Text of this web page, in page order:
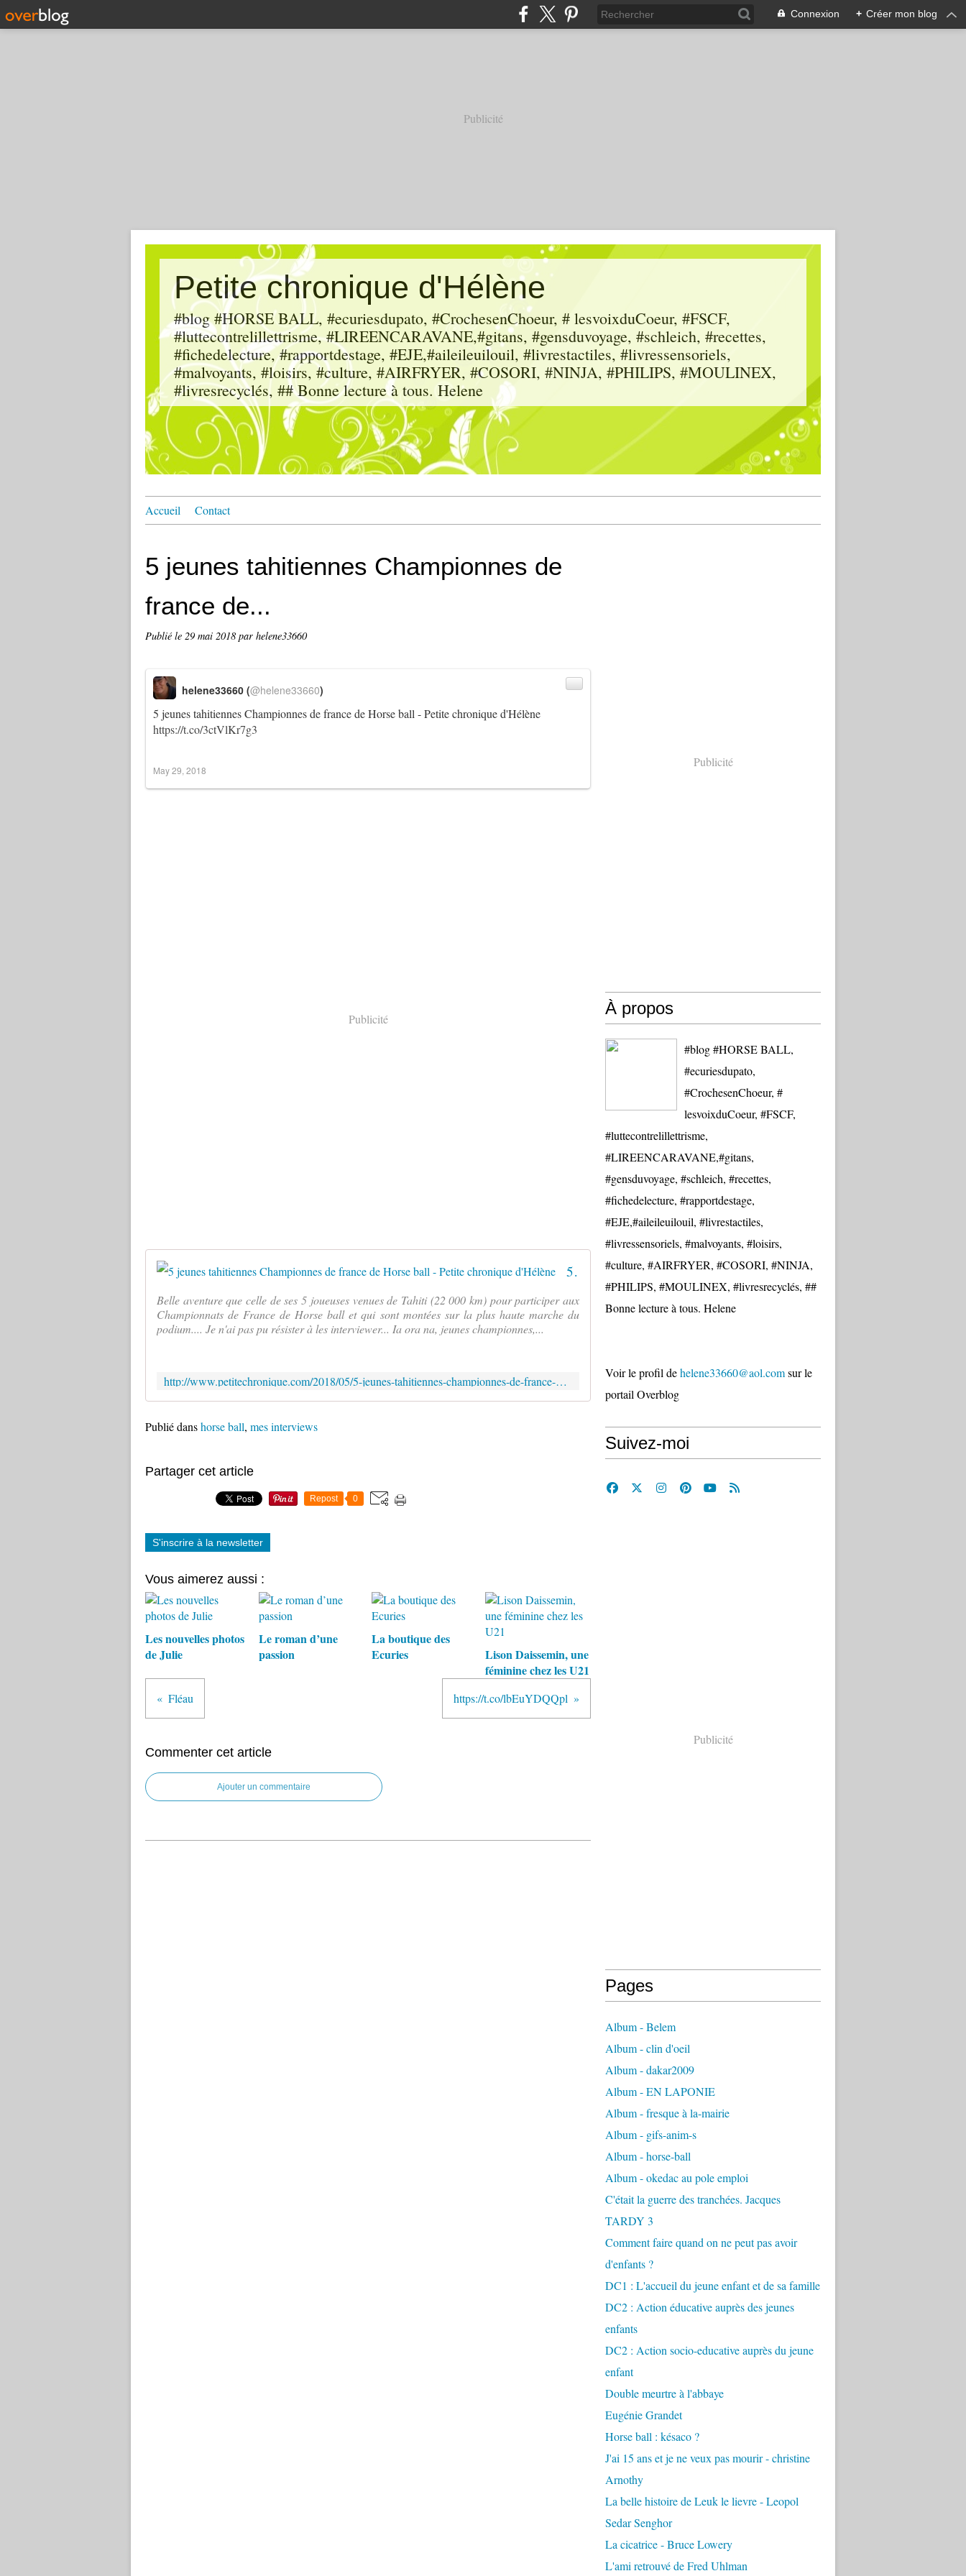
Connexion + Créer mon blog
Publicité
Petite chronique d'Hélène
#blog #HORSE BALL, #ecuriesdupato, #CrochesenChoeur, # lesvoixduCoeur, #FSCF,
#luttecontrelillettrisme, #LIREENCARAVANE,#gitans, #gensduvoyage, #schleich, #recettes,
#fichedelecture, #rapportdestage, #EJE,#aileileuilouil, #livrestactiles, #livressensoriels,
#malvoyants, #loisirs, #culture, #AIRFRYER, #COSORI, #NINJA, #PHILIPS, #MOULINEX,
#livresrecyclés, ## Bonne lecture à tous. Helene
Accueil Contact
5 jeunes tahitiennes Championnes de
france de...
Publié le 29 mai 2018 par helene33660
5 jeunes tahitiennes Championnes de france de Horse ball - Petite chronique d'Hélène
https://t.co/3ctVlKr7g3
helene33660 (@helene33660)
May 29, 2018
Publicité
5 jeunes tahitiennes Championnes de france de Horse ball - Petite chronique d'Hélène
Belle aventure que celle de ses 5 joueuses venues de Tahiti (22 000 km) pour participer aux
Championnats de France de Horse ball et qui sont montées sur la plus haute marche du
podium.... Je n'ai pas pu résister à les interviewer... Ia ora na, jeunes championnes,...
http://www.petitechronique.com/2018/05/5-jeunes-tahitiennes-championnes-de-france-de-horse-ball.html
Publié danshorse ball, mes interviews
Partager cet article
Repost 0
S'inscrire à la newsletter
Vous aimerez aussi :
Les nouvelles photos
de Julie
Le roman d’une
passion
La boutique des
Ecuries
Lison Daissemin, une
féminine chez les U21
Fléau https://t.co/lbEuYDQQpl
Commenter cet article
Ajouter un commentaire
Publicité
À propos
#blog #HORSE BALL,
#ecuriesdupato,
#CrochesenChoeur, #
lesvoixduCoeur, #FSCF,
#luttecontrelillettrisme,
#LIREENCARAVANE,#gitans,
#gensduvoyage, #schleich, #recettes,
#fichedelecture, #rapportdestage,
#EJE,#aileileuilouil, #livrestactiles,
#livressensoriels, #malvoyants, #loisirs,
#culture, #AIRFRYER, #COSORI, #NINJA,
#PHILIPS, #MOULINEX, #livresrecyclés, ##
Bonne lecture à tous. Helene
Voir le profil dehelene33660@aol.comsur le
portail Overblog
Suivez-moi
Publicité
Pages
Album - Belem
Album - clin d'oeil
Album - dakar2009
Album - EN LAPONIE
Album - fresque à la-mairie
Album - gifs-anim-s
Album - horse-ball
Album - okedac au pole emploi
C'était la guerre des tranchées. Jacques
TARDY 3
Comment faire quand on ne peut pas avoir
d'enfants ?
DC1 : L'accueil du jeune enfant et de sa famille
DC2 : Action éducative auprès des jeunes
enfants
DC2 : Action socio-educative auprès du jeune
enfant
Double meurtre à l'abbaye
Eugénie Grandet
Horse ball : késaco ?
J'ai 15 ans et je ne veux pas mourir - christine
Arnothy
La belle histoire de Leuk le lievre - Leopol
Sedar Senghor
La cicatrice - Bruce Lowery
L'ami retrouvé de Fred Uhlman